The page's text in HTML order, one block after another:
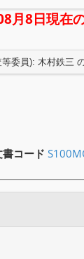
8日現在
委員): 木村鉄三
書コード